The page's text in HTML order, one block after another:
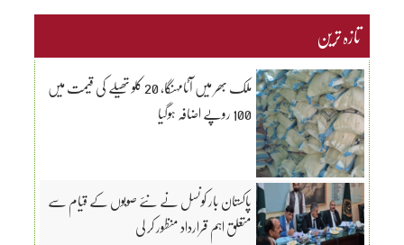
تازہ ترین
ملک بھر میں آٹامہنگا، 20 کلو تھیلے کی قیمت میں
100 روپے اضافہ ہوگیا
پاکستان بار کونسل نے نئے صوبوں کے قیام سے
متعلق اہم قرارداد منظور کر لی